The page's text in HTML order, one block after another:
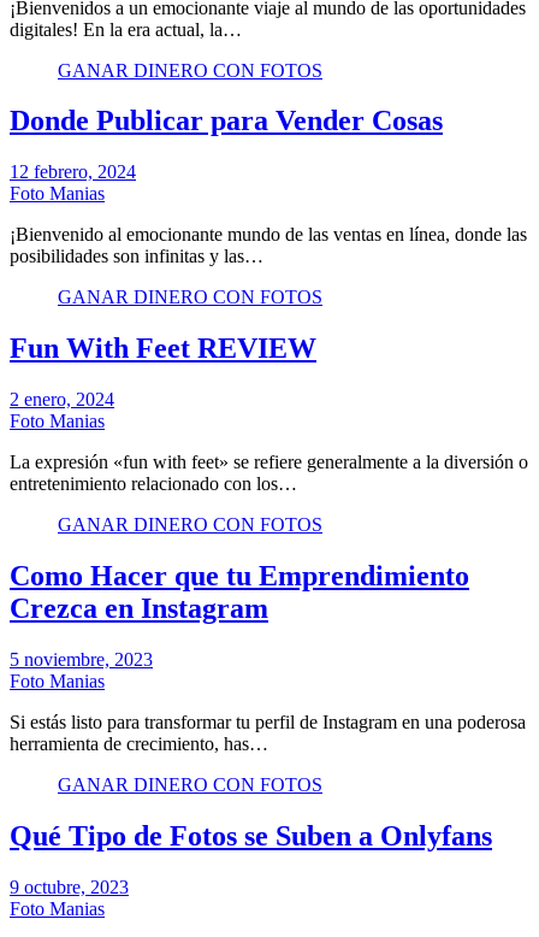
¡Bienvenidos a un emocionante viaje al mundo de las oportunidades
digitales! En la era actual, la…
GANAR DINERO CON FOTOS
Donde Publicar para Vender Cosas
12 febrero, 2024
Foto Manias
¡Bienvenido al emocionante mundo de las ventas en línea, donde las
posibilidades son infinitas y las…
GANAR DINERO CON FOTOS
Fun With Feet REVIEW
2 enero, 2024
Foto Manias
La expresión «fun with feet» se refiere generalmente a la diversión o
entretenimiento relacionado con los…
GANAR DINERO CON FOTOS
Como Hacer que tu Emprendimiento
Crezca en Instagram
5 noviembre, 2023
Foto Manias
Si estás listo para transformar tu perfil de Instagram en una poderosa
herramienta de crecimiento, has…
GANAR DINERO CON FOTOS
Qué Tipo de Fotos se Suben a Onlyfans
9 octubre, 2023
Foto Manias